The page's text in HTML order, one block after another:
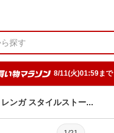
8/11(火)01:59まで
ンガ スタイルストー